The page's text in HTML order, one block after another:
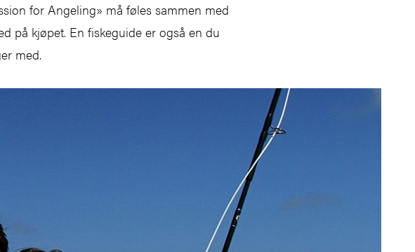
for Angeling» må føles sammen med
på kjøpet. En fiskeguide er også en du
med.